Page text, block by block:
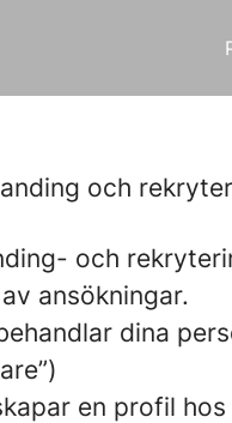
och
och
ansökningar.
dina
en profil